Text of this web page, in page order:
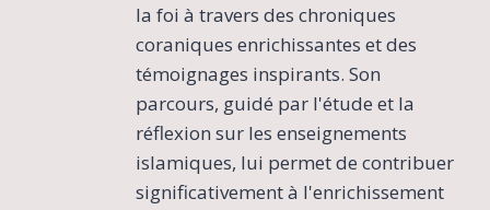
la foi à travers des chroniques
coraniques enrichissantes et des
témoignages inspirants. Son
parcours, guidé par l'étude et la
réflexion sur les enseignements
islamiques, lui permet de contribuer
significativement à l'enrichissement